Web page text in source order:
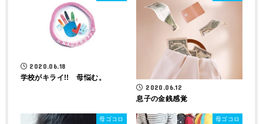
2020.06.18
学校がキライ!! 母悩む。
2020.06.12
息子の金銭感覚
母ゴコロ 母ゴコロ